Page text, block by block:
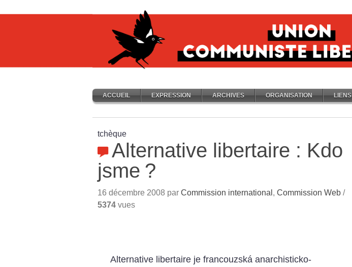
ACCUEIL EXPRESSION ARCHIVES ORGANISATION LIENS
tchèque
Alternative libertaire : Kdo
jsme ?
16 décembre 2008 par Commission international , Commission Web /
5374 vues
Alternative libertaire je francouzská anarchisticko-